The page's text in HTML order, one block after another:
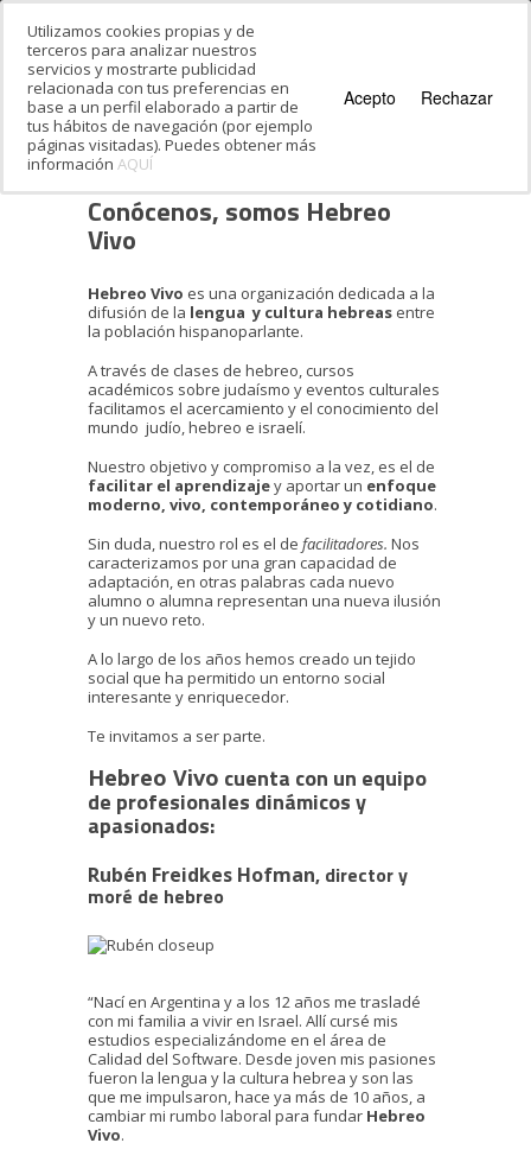
Estás en:
Vivo
Conócenos, somos Hebreo
Vivo
Hebreo Vivo es una organización dedicada a la
difusión de la lengua y cultura hebreas entre
la población hispanoparlante.
A través de clases de hebreo, cursos
académicos sobre judaísmo y eventos culturales
facilitamos el acercamiento y el conocimiento del
mundo judío, hebreo e israelí.
Nuestro objetivo y compromiso a la vez, es el de
facilitar el aprendizajey aportar un enfoque
moderno, vivo, contemporáneo y cotidiano.
Sin duda, nuestro rol es el de facilitadores. Nos
caracterizamos por una gran capacidad de
adaptación, en otras palabras cada nuevo
alumno o alumna representan una nueva ilusión
y un nuevo reto.
A lo largo de los años hemos creado un tejido
social que ha permitido un entorno social
interesante y enriquecedor.
Te invitamos a ser parte.
Hebreo Vivo cuenta con un equipo
de profesionales dinámicos y
apasionados:
Rubén Freidkes Hofman, director y
moré de hebreo
“Nací en Argentina y a los 12 años me trasladé
con mi familia a vivir en Israel. Allí cursé mis
estudios especializándome en el área de
Calidad del Software. Desde joven mis pasiones
fueron la lengua y la cultura hebrea y son las
que me impulsaron, hace ya más de 10 años, a
cambiar mi rumbo laboral para fundar Hebreo
Vivo.
Utilizamos cookies propias y de
terceros para analizar nuestros
servicios y mostrarte publicidad
relacionada con tus preferencias en
base a un perfil elaborado a partir de
tus hábitos de navegación (por ejemplo
páginas visitadas). Puedes obtener más
información AQUÍ
Acepto Rechazar